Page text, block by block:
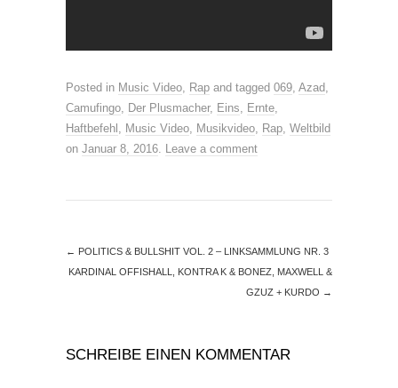
Posted in Music Video Rap and tagged 069 Azad
Camufingo
Der Plusmacher, Eins Ernte
Haftbefehl
Music Video Musikvideo Rap Weltbild
on Januar 8, 2016 Leave a comment
← POLITICS & BULLSHIT VOL. 2 – LINKSAMMLUNG NR. 3
KARDINAL OFFISHALL, KONTRA K & BONEZ, MAXWELL &
GZUZ + KURDO →
SCHREIBE EINEN KOMMENTAR